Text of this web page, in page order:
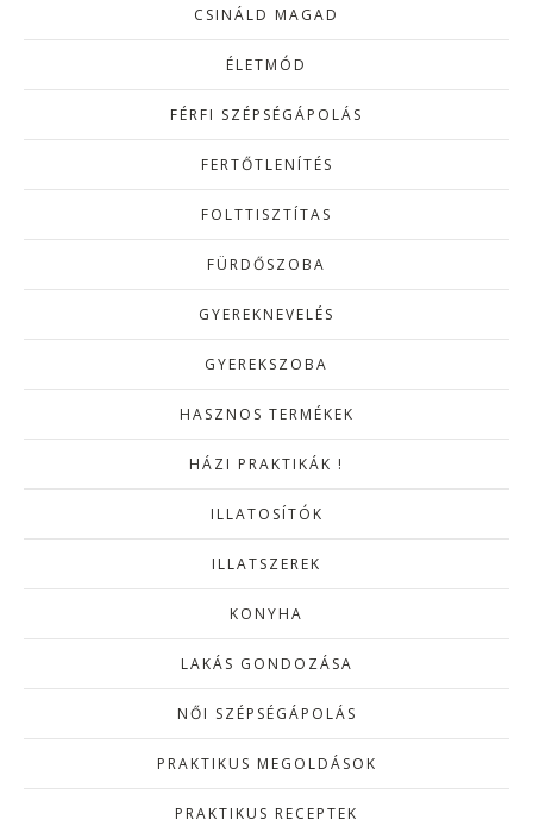
CSINÁLD MAGAD
ÉLETMÓD
FÉRFI SZÉPSÉGÁPOLÁS
FERTŐTLENÍTÉS
FOLTTISZTÍTAS
FÜRDŐSZOBA
GYEREKNEVELÉS
GYEREKSZOBA
HASZNOS TERMÉKEK
HÁZI PRAKTIKÁK !
ILLATOSÍTÓK
ILLATSZEREK
KONYHA
LAKÁS GONDOZÁSA
NŐI SZÉPSÉGÁPOLÁS
PRAKTIKUS MEGOLDÁSOK
PRAKTIKUS RECEPTEK